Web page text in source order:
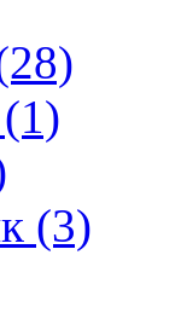
(3)